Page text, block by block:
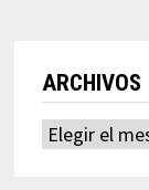
ARCHIVOS
Archivos